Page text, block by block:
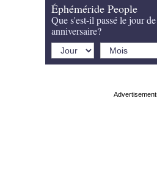
Éphéméride People
Que s'est-il passé le jour
anniversaire?